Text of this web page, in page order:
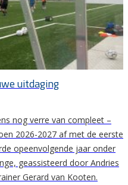
uitdaging
nog verre van compleet –
2026-2027 af met de eerste
opeenvolgende jaar onder
geassisteerd door Andries
Gerard van Kooten.